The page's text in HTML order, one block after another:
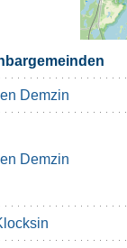
Demzin
Demzin